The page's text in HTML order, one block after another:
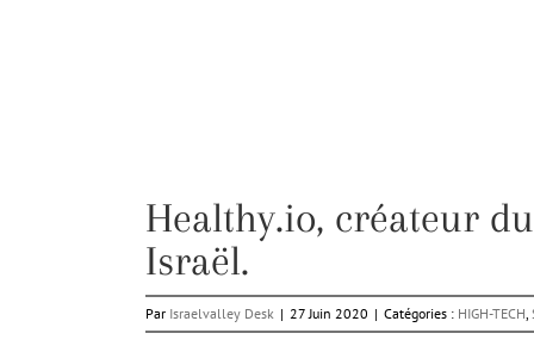
Healthy.io, créateur
Israël.
Par Israelvalley Desk | 27 Juin 2020 | Catégories : HIGH-TECH,